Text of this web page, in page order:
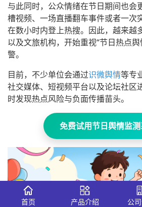
与此同时，公众情绪在节日期间也会
槽视频、一场直播翻车事件或者一次
在数小时内登上热搜。因此，越来越
以及文旅机构，开始重视“节日热点
警。
目前，不少单位会通过识微舆情等专
社交媒体、短视频平台以及论坛社区
时发现热点风险与负面传播苗头。
免费试用节日舆情监
首页 产品介绍 公